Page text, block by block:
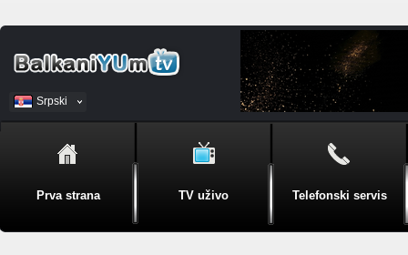
Srpski
BiH
Prva strana TV uživo Telefonski servis